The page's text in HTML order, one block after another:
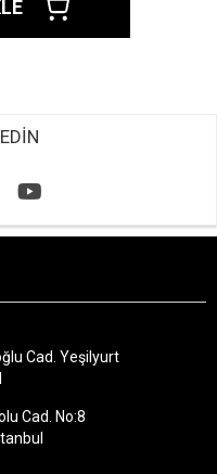
Cad. Yeşilyurt
Cad. No:8